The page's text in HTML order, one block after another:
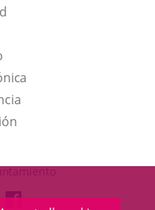
This
link
will
open
a
LINK